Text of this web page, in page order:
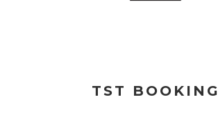
TST BOOKING